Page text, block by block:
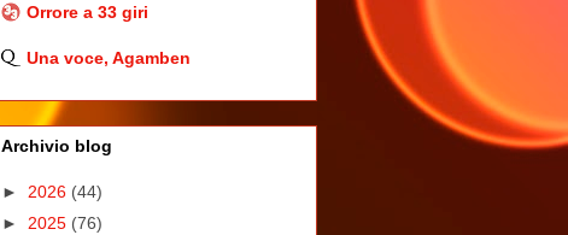
Orrore a 33 giri
Una voce, Agamben
Archivio blog
► 2026 (44)
► 2025 (76)